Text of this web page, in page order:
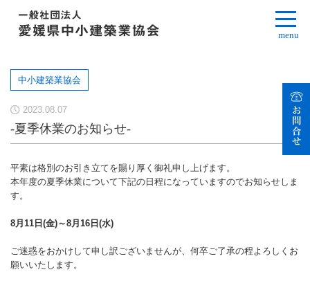
menu
中小建築業協会
2023.08.07
-夏季休業のお知らせ-
平素は格別のお引き立てを賜り厚く御礼申し上げます。
本年度の夏季休業について下記の日程になっていますのでお知らせしま
す。
8月11日(金)～8月16日(水)
ご迷惑をおかけして申し訳ございませんが、何卒ご了承の程よろしくお
願いいたします。